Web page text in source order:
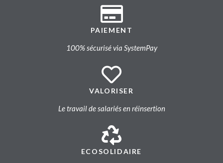
PAIEMENT
100% sécurisé via SystemPay
VALORISER
Le travail de salariés en réinsertion
ECOSOLIDAIRE